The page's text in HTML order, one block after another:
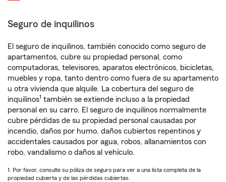
Seguro de inquilinos
El seguro de inquilinos, también conocido como seguro de
apartamentos, cubre su propiedad personal, como
computadoras, televisores, aparatos electrónicos, bicicletas,
muebles y ropa, tanto dentro como fuera de su apartamento
u otra vivienda que alquile. La cobertura del seguro de
inquilinos1 también se extiende incluso a la propiedad
personal en su carro. El seguro de inquilinos normalmente
cubre pérdidas de su propiedad personal causadas por
incendio, daños por humo, daños cubiertos repentinos y
accidentales causados por agua, robos, allanamientos con
robo, vandalismo o daños al vehículo.
1. Por favor, consulte su póliza de seguro para ver a una lista completa de la
propiedad cubierta y de las pérdidas cubiertas.